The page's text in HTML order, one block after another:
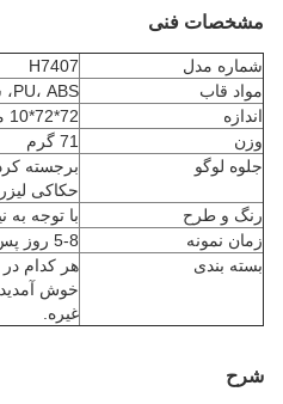
مشخصات فنی
شماره مدل
H7407
مواد قاب
PU، ABS، شیشه
اندازه
72*72*10 میلی متر
وزن
71 گرم
جلوه لوگو
برجسته
حکاکی
رنگ و طرح
با توجه به
زمان نمونه
5-8 روز پس از تایید سفارش
بسته بندی
هر کدام
خوش
غیره.
شرح